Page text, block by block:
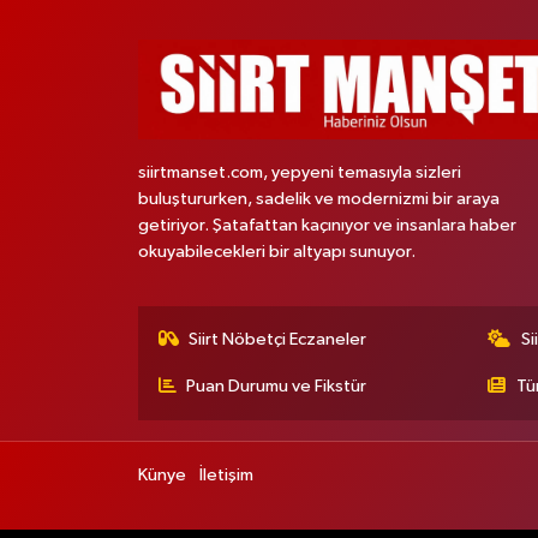
siirtmanset.com, yepyeni temasıyla sizleri
buluştururken, sadelik ve modernizmi bir araya
getiriyor. Şatafattan kaçınıyor ve insanlara haber
okuyabilecekleri bir altyapı sunuyor.
Siirt Nöbetçi Eczaneler
Puan Durumu ve Fikstür
Künye İletişim